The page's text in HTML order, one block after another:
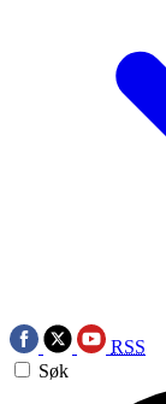
RSS
Søk